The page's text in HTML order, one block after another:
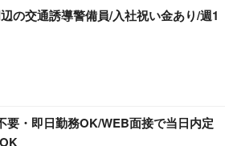
の交通誘導警備員/入社祝い金あり/週1
要・即日勤務OK/WEB面接で当日内定